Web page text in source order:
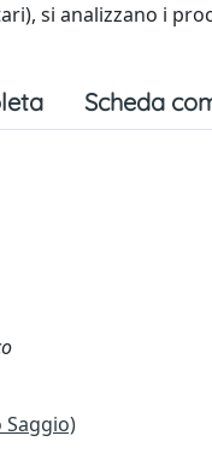
si analizzano i
Scheda